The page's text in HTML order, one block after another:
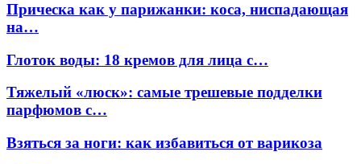
Прическа как у парижанки: коса, ниспадающая
на…
Глоток воды: 18 кремов для лица с…
Тяжелый «люск»: самые трешевые подделки
парфюмов с…
Взяться за ноги: как избавиться от варикоза